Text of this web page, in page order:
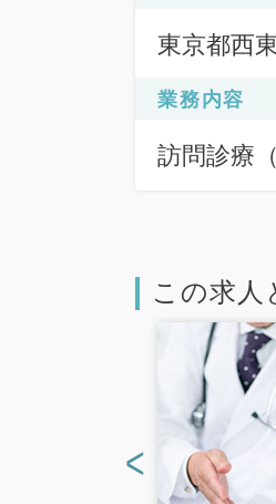
東京都西
業務内容
訪問診療
この求人
<